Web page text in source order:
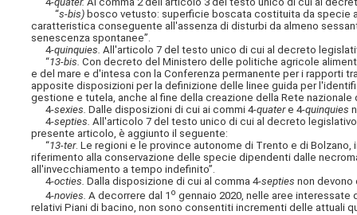
“s-bis) bosco vetusto: superficie boscata costituita da
caratteristica conseguente all'assenza di disturbi da almeno
senescenza spontanee”.
4-quinquies. All'articolo 7 del testo unico di cui al decreto
“13-bis. Con decreto del Ministero delle politiche agricole
e del mare e d'intesa con la Conferenza permanente per i rapporti
apposite disposizioni per la definizione delle linee guida per
gestione e tutela, anche al fine della creazione della Rete nazionale
4-sexies.Dalle disposizioni di cui ai commi 4-quatere 4-quinquies
4-septies. All'articolo 7 del testo unico di cui al decreto legislativo
presente articolo, è aggiunto il seguente:
“13-ter. Le regioni e le province autonome di Trento e di
riferimento alla conservazione delle specie dipendenti dalle
all'invecchiamento a tempo indefinito”.
4-octies. Dalla disposizione di cui al comma 4-septies non devono
4-novies. A decorrere dal 1 o gennaio 2020, nelle aree
relativi Piani di bacino, non sono consentiti incrementi delle attuali